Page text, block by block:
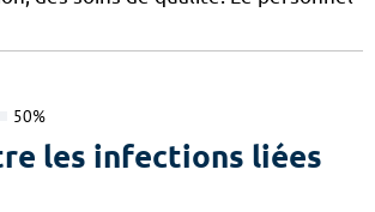
50%
les infections liées